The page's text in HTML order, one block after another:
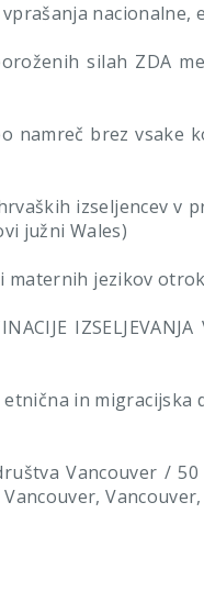
vprašanja
silah ZDA
namreč brez vsake
hrvaških izseljencev
južni Wales)
maternih jezikov
IZSELJEVANJA
etnična in
Vancouver /